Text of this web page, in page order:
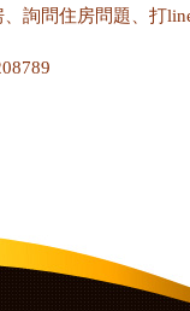
詢問住房問題、打